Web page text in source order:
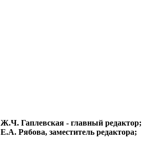
Ж.Ч. Гаплевская - главный редактор;
Е.А. Рябова, заместитель редактора;